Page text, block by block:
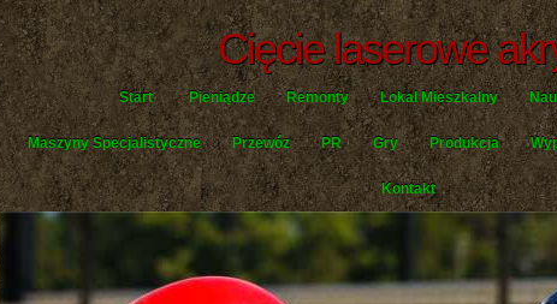
Cięcie laserowe
Start Pieniądze Remonty Lokal Mieszkalny
Maszyny Specjalistyczne Przewóz PR Gry Produkcja
Kontakt